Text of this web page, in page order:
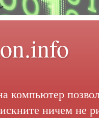
компьютер
ничем не